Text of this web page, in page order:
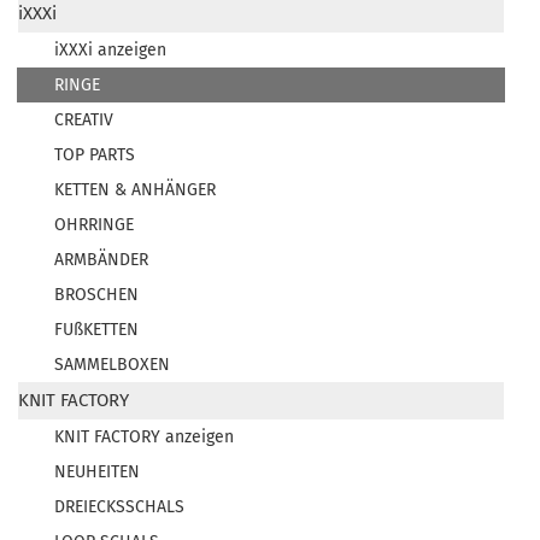
iXXXi
iXXXi anzeigen
RINGE
CREATIV
TOP PARTS
KETTEN & ANHÄNGER
OHRRINGE
ARMBÄNDER
BROSCHEN
FUßKETTEN
SAMMELBOXEN
KNIT FACTORY
KNIT FACTORY anzeigen
NEUHEITEN
DREIECKSSCHALS